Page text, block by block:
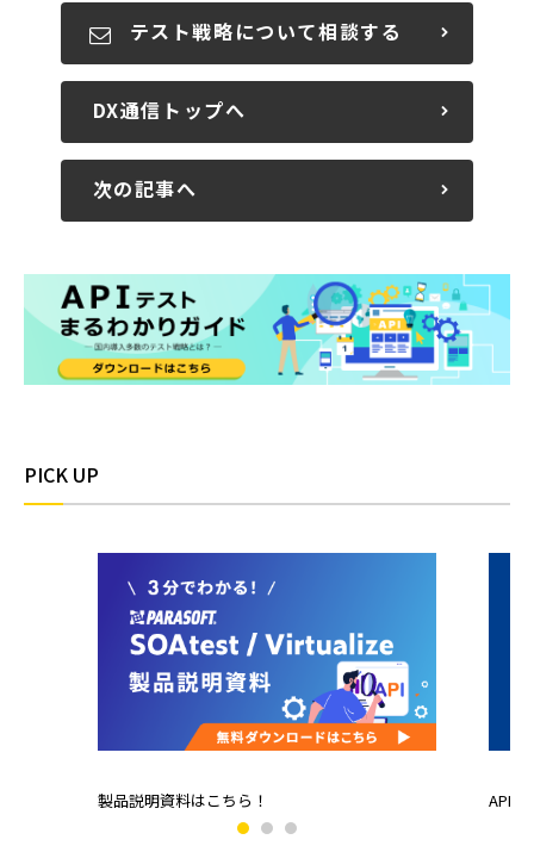
テスト戦略について相談する
DX通信トップへ
次の記事へ
PICK UP
製品説明資料はこちら！ APIテ